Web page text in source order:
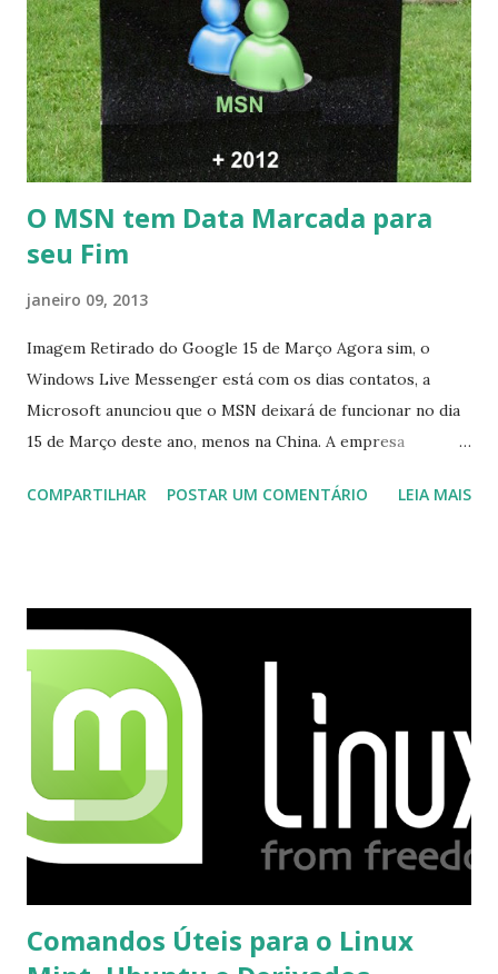
O MSN tem Data Marcada para
seu Fim
janeiro 09, 2013
Imagem Retirado do Google 15 de Março Agora sim, o
Windows Live Messenger está com os dias contatos, a
Microsoft anunciou que o MSN deixará de funcionar no dia
15 de Março deste ano, menos na China. A empresa
integrado com o serviço do MSN, segundo a empresa, os
o Windows Live (assim como muitos profissionais de TI) ,
mesmo na versão para Linux, claro, sempre existem outras
opções e o Pidgin, que se mostra como opção.
COMPARTILHAR POSTAR UM COMENTÁRIO LEIA MAIS
Comandos Úteis para o Linux